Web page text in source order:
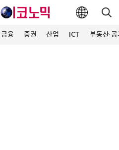
금융 증권 산업 ICT 부동산·